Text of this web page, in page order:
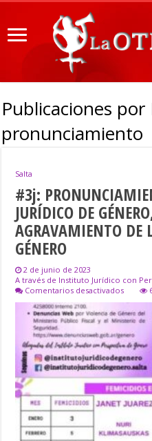
Publicaciones
pronunciamiento
Salta
#3j:
JURÍDICO DE
AGRAVAMIENTO DE
GÉNERO
2 de junio de 2023
A través de Instituto Jurídico con
Comentarios desactivadosen
#3j:
DEL
JURÍDICO
DE
EL
DE
LAS
DE
GÉNERO